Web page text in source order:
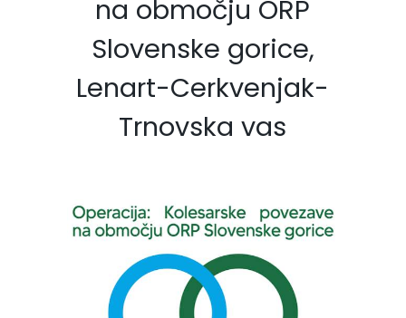
na območju ORP
Slovenske gorice,
Lenart-Cerkvenjak-
Trnovska vas